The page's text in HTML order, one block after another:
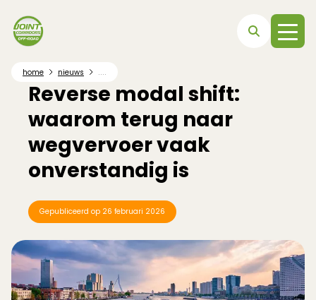
home nieuws ....
Reverse modal shift:
waarom terug naar
wegvervoer vaak
onverstandig is
Gepubliceerd op 26 februari 2026